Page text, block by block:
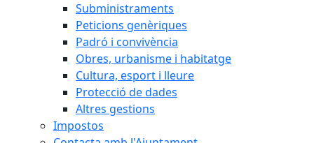
Subministraments
Peticions genèriques
Padró i convivència
Obres, urbanisme i habitatge
Cultura, esport i lleure
Protecció de dades
Altres gestions
Impostos